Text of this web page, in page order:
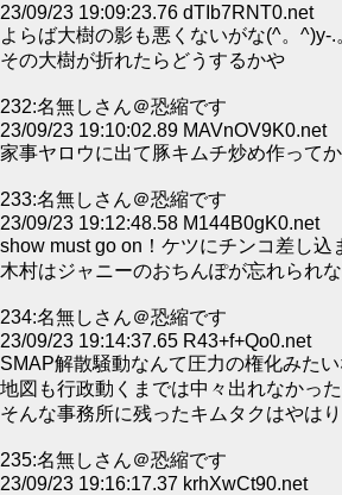
23/09/23 19:09:23.76 dTIb7RNT0.net
よらば大樹の影も悪くないがな(^。^)y-.
その大樹が折れたらどうするかや
232:名無しさん＠恐縮です
23/09/23 19:10:02.89 MAVnOV9K0.net
家事ヤロウに出て豚キムチ炒め作って
233:名無しさん＠恐縮です
23/09/23 19:12:48.58 M144B0gK0.net
show must go on！ケツにチンコ差し
木村はジャニーのおちんぽが忘れられ
234:名無しさん＠恐縮です
23/09/23 19:14:37.65 R43+f+Qo0.net
SMAP解散騒動なんて圧力の権化みた
地図も行政動くまでは中々出れなかっ
そんな事務所に残ったキムタクはやは
235:名無しさん＠恐縮です
23/09/23 19:16:17.37 krhXwCt90.net